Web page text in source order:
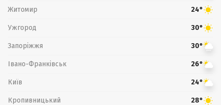
Житомир 24°
Ужгород 30°
Запоріжжя 30°
Івано-Франківськ 26°
Київ 24°
Кропивницький 28°